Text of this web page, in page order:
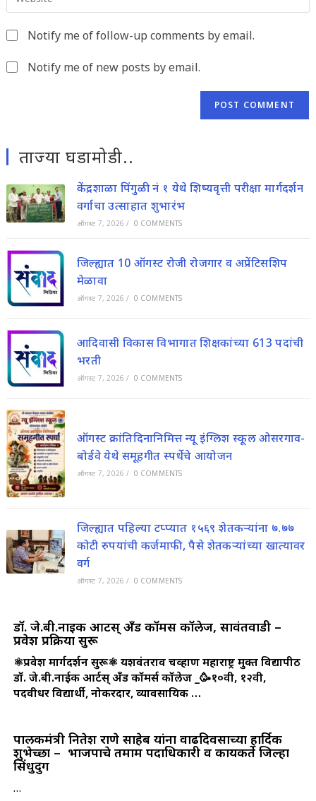
toyour
URL
Notify me of follow-up comments by email.
Notify me of new posts by email.
ताज्या घडामोडी..
केंद्रशाळा पिंगुळी नं १ येथे शिष्यवृत्ती परीक्षा मार्गदर्शन
वर्गाचा उत्साहात शुभारंभ
ऑगस्ट 7, 2026 / 0 COMMENTS
जिल्ह्यात 10 ऑगस्ट रोजी रोजगार व अप्रेंटिसशिप
मेळावा
ऑगस्ट 7, 2026 / 0 COMMENTS
आदिवासी विकास विभागात शिक्षकांच्या 613 पदांची
भरती
ऑगस्ट 7, 2026 / 0 COMMENTS
ऑगस्ट क्रांतिदिनानिमित्त न्यू इंग्लिश स्कूल ओसरगाव-
बोर्डवे येथे समूहगीत स्पर्धेचे आयोजन
ऑगस्ट 7, 2026 / 0 COMMENTS
जिल्ह्यात पहिल्या टप्प्यात १५६९ शेतकऱ्यांना ७.७७
कोटी रुपयांची कर्जमाफी, पैसे शेतकऱ्यांच्या खात्यावर
वर्ग
ऑगस्ट 7, 2026 / 0 COMMENTS
डॉ. जे.बी.नाईक आर्टस् अँड कॉमर्स कॉलेज, सावंतवाडी –
प्रवेश प्रक्रिया सुरू
⚛️प्रवेश मार्गदर्शन सुरू⚛️ यशवंतराव चव्हाण महाराष्ट्र मुक्त विद्यापीठ
डॉ. जे.बी.नाईक आर्टस् अँड कॉमर्स कॉलेज _🥳१०वी, १२वी,
पदवीधर विद्यार्थी, नोकरदार, व्यावसायिक …
पालकमंत्री नितेश राणे साहेब यांना वाढदिवसाच्या हार्दिक
शुभेच्छा – ‌ भाजपाचे तमाम पदाधिकारी व कार्यकर्ते जिल्हा
सिंधुदुर्ग
…